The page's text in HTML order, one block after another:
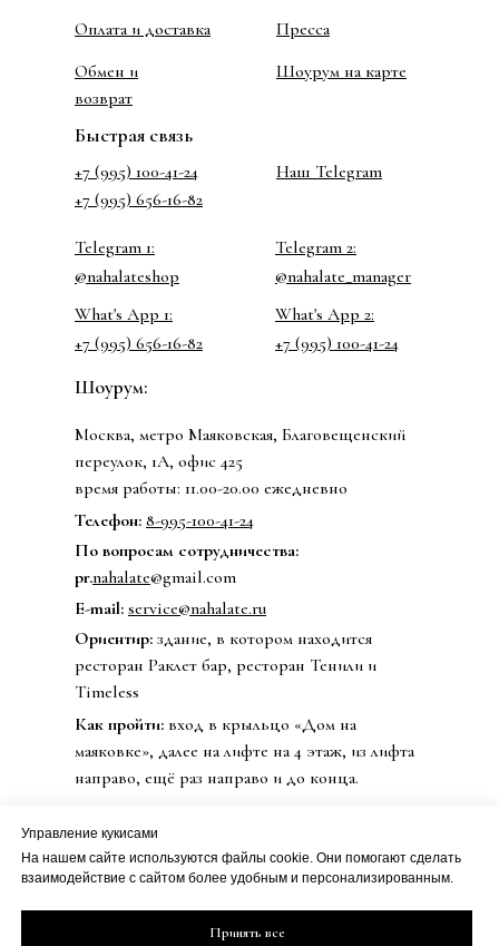
Оплата и доставка
Обмен и
возврат
© 2020 Бренд одежды nahalate
Пресса
Ориентир: здание, в котором находится
ресторан Раклет бар, ресторан Тенили и
Timeless
Шоурум:
Москва, метро Маяковская, Благовещенский
переулок, 1А, офис 425
время работы: 11.00-20.00 ежедневно
Шоурум на карте
Как пройти: вход в крыльцо «Дом на
маяковке», далее на лифте на 4 этаж, из лифта
направо, ещё раз направо и до конца.
Телефон: 8-995-100-41-24
E-mail: service@nahalate.ru
Быстрая связь
По вопросам сотрудничества:
pr.nahalate@gmail.com
+7 (995) 100-41-24
Telegram 1:
Наш Telegram
@nahalate_manager
Telegram 2:
@nahalateshop
What's App 1:
+7 (995) 100-41-24
What's App 2:
+7 (995) 656-16-82
+7 (995) 656-16-82
ИП Петрова Дарья Сергеевна
Управление кукисами
На нашем сайте используются файлы cookie. Они помогают сделать
взаимодействие с сайтом более удобным и персонализированным.
Принять все